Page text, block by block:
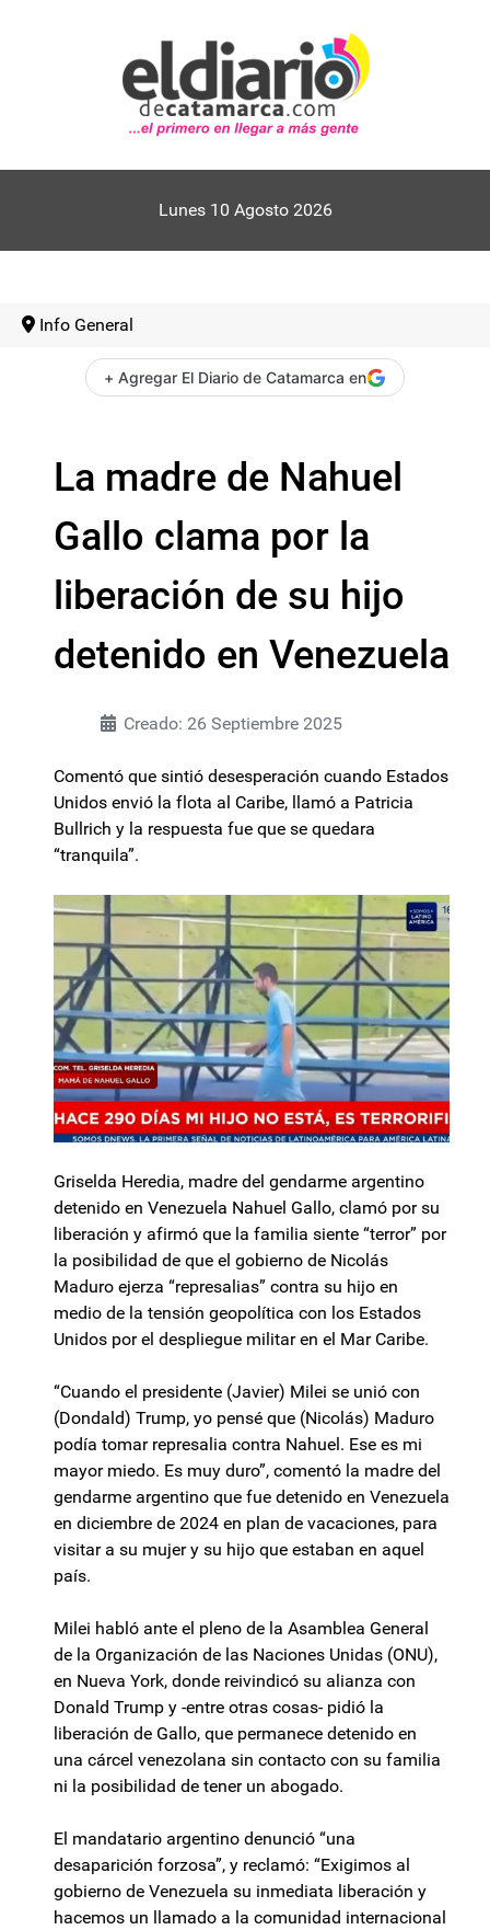
Lunes 10 Agosto 2026
Info General
+ Agregar El Diario de Catamarca en
La madre de Nahuel
Gallo clama por la
liberación de su hijo
detenido en Venezuela
Creado: 26 Septiembre 2025
Comentó que sintió desesperación cuando Estados
Unidos envió la flota al Caribe, llamó a Patricia
Bullrich y la respuesta fue que se quedara
“tranquila”.
Griselda Heredia, madre del gendarme argentino
detenido en Venezuela Nahuel Gallo, clamó por su
liberación y afirmó que la familia siente “terror” por
la posibilidad de que el gobierno de Nicolás
Maduro ejerza “represalias” contra su hijo en
medio de la tensión geopolítica con los Estados
Unidos por el despliegue militar en el Mar Caribe.
“Cuando el presidente (Javier) Milei se unió con
(Dondald) Trump, yo pensé que (Nicolás) Maduro
podía tomar represalia contra Nahuel. Ese es mi
mayor miedo. Es muy duro”, comentó la madre del
gendarme argentino que fue detenido en Venezuela
en diciembre de 2024 en plan de vacaciones, para
visitar a su mujer y su hijo que estaban en aquel
país.
Milei habló ante el pleno de la Asamblea General
de la Organización de las Naciones Unidas (ONU),
en Nueva York, donde reivindicó su alianza con
Donald Trump y -entre otras cosas- pidió la
liberación de Gallo, que permanece detenido en
una cárcel venezolana sin contacto con su familia
ni la posibilidad de tener un abogado.
El mandatario argentino denunció “una
desaparición forzosa”, y reclamó: “Exigimos al
gobierno de Venezuela su inmediata liberación y
hacemos un llamado a la comunidad internacional